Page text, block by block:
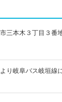
三本木３丁目３番
より岐阜バス岐垣